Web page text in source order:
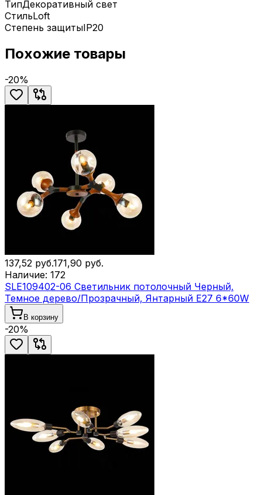
ТипДекоративный свет
СтильLoft
Степень защитыIP20
Похожие товары
-20%
137,52 руб.171,90 руб.
Наличие: 172
SLE109402-06 Светильник потолочный Черный,
Темное дерево/Прозрачный, Янтарный E27 6*60W
В корзину
-20%